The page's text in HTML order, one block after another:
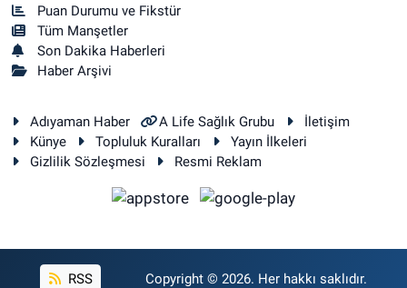
Puan Durumu ve Fikstür
Tüm Manşetler
Son Dakika Haberleri
Haber Arşivi
Adıyaman Haber A Life Sağlık Grubu
İletişim
Künye
Topluluk Kuralları
Yayın İlkeleri
Gizlilik Sözleşmesi
Resmi Reklam
RSS Copyright © 2026. Her hakkı saklıdır.